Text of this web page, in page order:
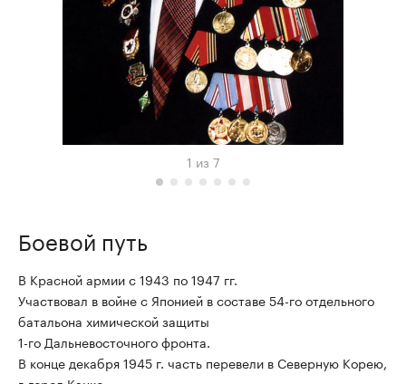
1 из 7
Боевой путь
В Красной армии с 1943 по 1947 гг.
Участвовал в войне с Японией в составе 54-го отдельного
батальона химической защиты
1-го Дальневосточного фронта.
В конце декабря 1945 г. часть перевели в Северную Корею,